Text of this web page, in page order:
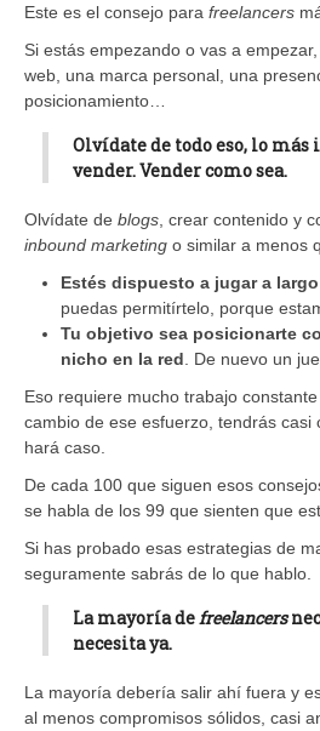
Este es el consejo para freelancers
Si estás empezando o vas a
web, una marca personal, una
posicionamiento…
Olvídate de todo eso, lo más
vender. Vender como sea.
Olvídate de blogs , crear contenido y
inbound marketing o similar a menos
Estés dispuesto a jugar a
puedas permitírtelo, porque
Tu objetivo sea posicionarte
nicho en la red . De nuevo un
Eso requiere mucho trabajo
cambio de ese esfuerzo, tendrás casi
hará caso.
De cada 100 que siguen esos
se habla de los 99 que sienten que
Si has probado esas estrategias de
seguramente sabrás de lo que hablo.
La mayoría defreelancers
necesita ya.
La mayoría debería salir ahí fuera y
al menos compromisos sólidos, casi